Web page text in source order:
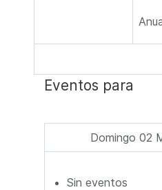
Eventos para
Domingo 02
Sin eventos